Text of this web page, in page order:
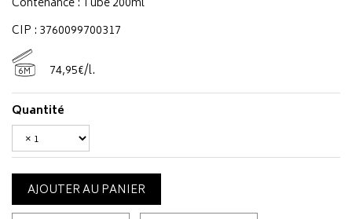
CIP : 3760099700317
6M 74,95€/l.
Quantité
AJOUTER AU PANIER